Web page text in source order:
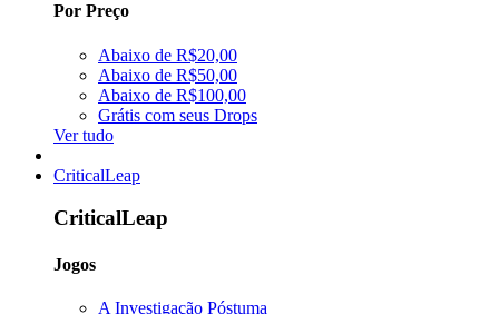
Por Preço
Abaixo de R$20,00
Abaixo de R$50,00
Abaixo de R$100,00
Grátis com seus Drops
Ver tudo
CriticalLeap
CriticalLeap
Jogos
A Investigação Póstuma